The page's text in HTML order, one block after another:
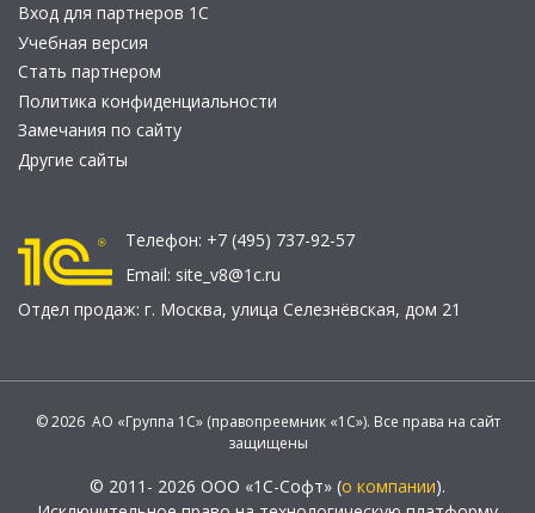
Вход для партнеров 1С
Учебная версия
Стать партнером
Политика конфиденциальности
Замечания по сайту
Другие сайты
Телефон: +7 (495) 737-92-57
Email: site_v8@1c.ru
Отдел продаж: г. Москва, улица Селезнёвская, дом 21
© 2026 АО «Группа 1С» (правопреемник «1С»). Все права на сайт
защищены
© 2011- 2026 ООО «1С-Софт» (о компании).